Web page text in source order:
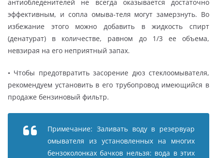
антиобледенителей не всегда оказывается достаточно
эффективным, и сопла омыва-теля могут замерзнуть. Во
избежание этого можно добавить в жидкость спирт
(денатурат) в количестве, равном до 1/3 ее объема,
невзирая на его неприятный запах.
• Чтобы предотвратить засорение дюз стеклоомывателя,
рекомендуем установить в его трубопровод имеющийся в
продаже бензиновый фильтр.
Примечание: Заливать воду в резервуар
омывателя из установленных на многих
бензоколонках бачков нельзя: вода в этих